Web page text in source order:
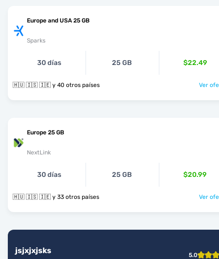
Europe and USA 25 GB
Sparks
30 días 25 GB $22.49
🇭🇺 🇮🇸 🇮🇪 y 40 otros países Ver
Europe 25 GB
NextLink
30 días 25 GB $20.99
🇭🇺 🇮🇸 🇮🇪 y 33 otros países Ver
jsjxjxjsks 5.0